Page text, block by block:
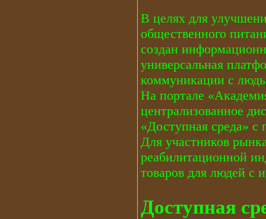
В целях для
общественного
создан
универсальная
коммуникации с
На портале
централизованное
«Доступная среда»
Для участников
реабилитационной
товаров для людей с
Доступная